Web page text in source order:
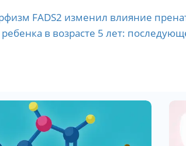
FADS2 изменил влияние
в возрасте 5 лет: